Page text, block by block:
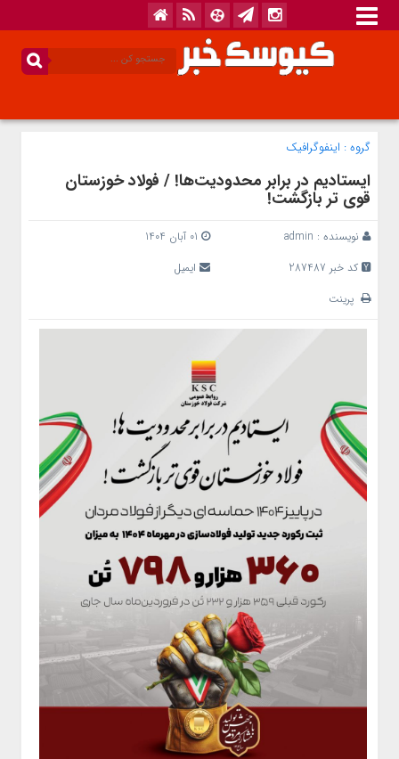
گروه : اینفوگرافیک
ایستادیم در برابر محدودیت‌ها! / فولاد خوزستان
قوی تر بازگشت!
نویسنده : admin
کد خبر 287487
ایمیل
پرینت